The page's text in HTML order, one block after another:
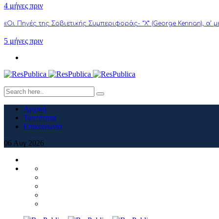
4 μήνες πριν
«Οι Πηγές της Σοβιετικής Συμπεριφοράς- “Χ” (George Kennan), α’
5 μήνες πριν
Αρχική
Ταυτότητα
Επικοινωνία
06Αυγ 2026